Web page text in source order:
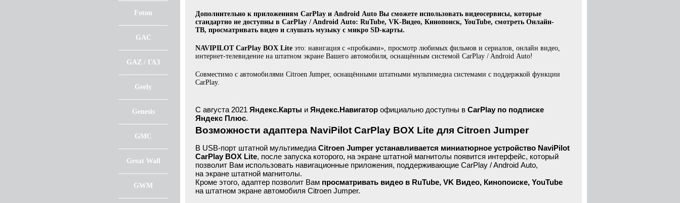
Foton
GAC
GAZ / ГАЗ
Geely
Genesis
GMC
Great Wall
GWM
Дополнительно к приложениям CarPlay и Android Auto Вы сможете использовать видеосервисы, которые
стандартно не доступны в CarPlay / Android Auto: RuTube, VK-Видео, Кинопоиск, YouTube, смотреть Онлайн-
ТВ, просматривать видео и слушать музыку с микро SD-карты.
NAVIPILOT CarPlay BOX Lite это: навигация с «пробками», просмотр любимых фильмов и сериалов, онлайн видео,
интернет-телевидение на штатном экране Вашего автомобиля, оснащённым системой CarPlay / Android Auto!
Совместимо с автомобилями Citroen Jumper, оснащёнными штатными мультимедиа системами с поддержкой функции
CarPlay.
С августа 2021 Яндекс.Карты и Яндекс.Навигатор официально доступны в CarPlay по подписке
Яндекс Плюс.
Возможности адаптера NaviPilot CarPlay BOX Lite для Citroen Jumper
В USB-порт штатной мультимедиа Citroen Jumper устанавливается миниатюрное устройство NaviPilot
CarPlay BOX Lite, после запуска которого, на экране штатной магнитолы появится интерфейс, который
позволит Вам использовать навигационные приложения, поддерживающие CarPlay / Android Auto,
на экране штатной магнитолы.
Кроме этого, адаптер позволит Вам просматривать видео в RuTube, VK Видео, Кинопоиске, YouTube
на штатном экране автомобиля Citroen Jumper.